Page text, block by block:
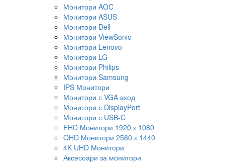
Монитори AOC
Монитори ASUS
Монитори Dell
Монитори ViewSonic
Монитори Lenovo
Монитори LG
Монитори Philips
Монитори Samsung
IPS Монитори
Монитори с VGA вход
Монитори с DisplayPort
Монитори с USB-C
FHD Монитори 1920 × 1080
QHD Монитори 2560 × 1440
4K UHD Монитори
Аксесоари за монитори